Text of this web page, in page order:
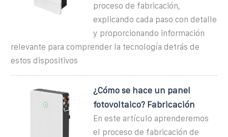
proceso de fabricación,
explicando cada paso con detalle
y proporcionando información
relevante para comprender la tecnología detrás de
estos dispositivos
¿Cómo se hace un panel
fotovoltaico? Fabricación
En este artículo aprenderemos
el proceso de fabricación de